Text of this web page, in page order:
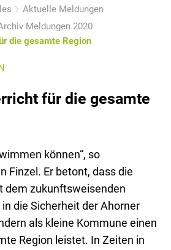
Aktuelle Meldungen
Meldungen 2020
die gesamte Region
für die gesamte
können“, so
Finzel. Er betont, dass die
dem zukunftsweisenden
die Sicherheit der Ahorner
als kleine Kommune einen
Region leistet. In Zeiten in